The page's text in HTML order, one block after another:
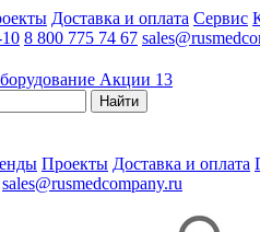
Доставка и оплата Сервис
8 800 775 74 67
Акции 13
Найти
Проекты Доставка и оплата
sales@rusmedcompany.ru